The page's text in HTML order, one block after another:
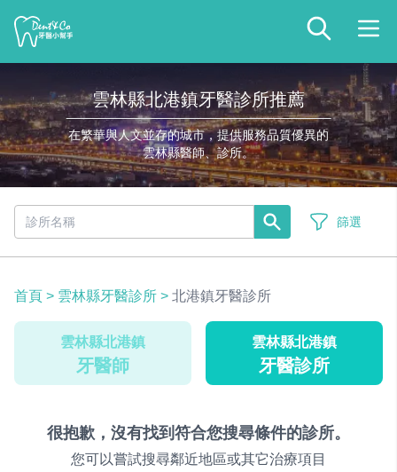
雲林縣北港鎮牙醫診所推薦
在繁華與人文並存的城市，提供服務品質優異的
雲林縣醫師、診所。
篩選
首頁 > 雲林縣牙醫診所 > 北港鎮牙醫診所
雲林縣北港鎮
牙醫師
雲林縣北港鎮
牙醫診所
很抱歉，沒有找到符合您搜尋條件的診所。
您可以嘗試搜尋鄰近地區或其它治療項目